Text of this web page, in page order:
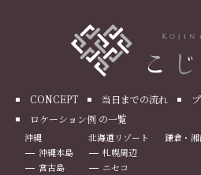
CONCEPT 当日までの流れ
ロケーション例 の一覧
沖縄
沖縄本島
宮古島
北海道リゾート
札幌周辺
ニセコ
鎌倉・